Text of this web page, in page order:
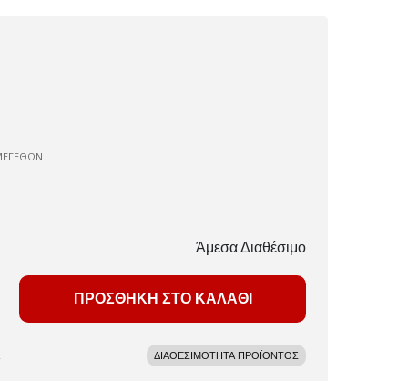
Άμεσα Διαθέσιμο
ΠΡΟΣΘΗΚΗ ΣΤΟ ΚΑΛΑΘΙ
ΔΙΑΘΕΣΙΜΟΤΗΤΑ ΠΡΟΪΟΝΤΟΣ